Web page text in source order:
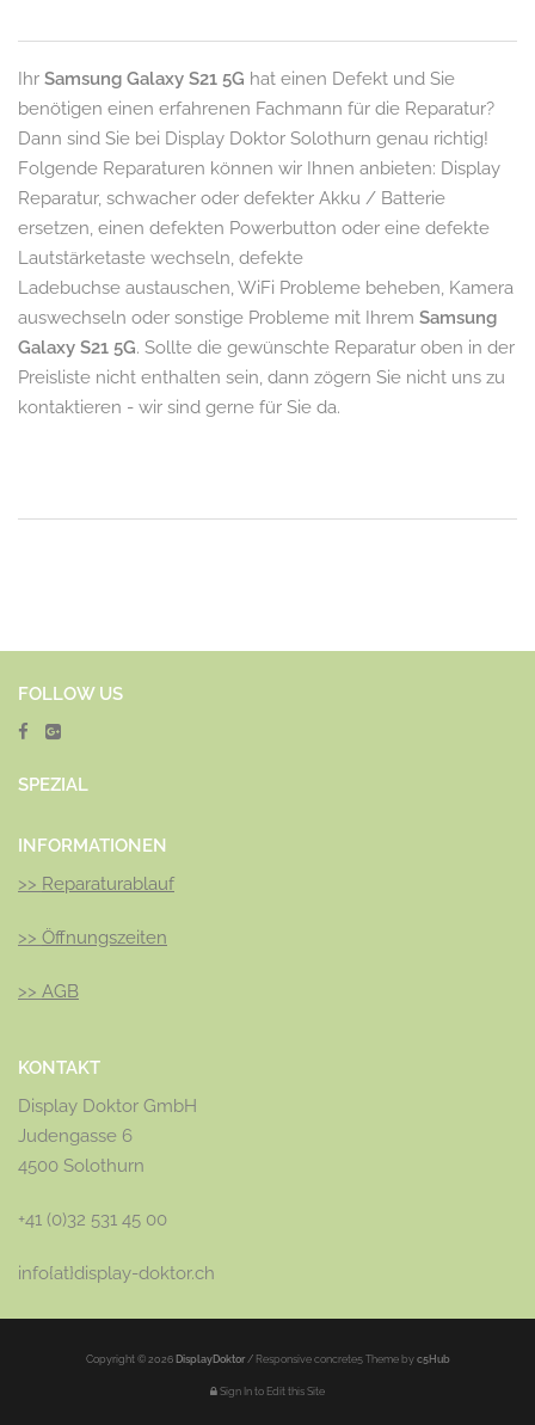
Ihr Samsung Galaxy S21 5G hat einen Defekt und Sie
benötigen einen erfahrenen Fachmann für die Reparatur?
Dann sind Sie bei Display Doktor Solothurn genau richtig!
Folgende Reparaturen können wir Ihnen anbieten: Display
Reparatur, schwacher oder defekter Akku / Batterie
ersetzen, einen defekten Powerbutton oder eine defekte
Lautstärketaste wechseln, defekte
Ladebuchse austauschen, WiFi Probleme beheben, Kamera
auswechseln oder sonstige Probleme mit Ihrem Samsung
Galaxy S21 5G. Sollte die gewünschte Reparatur oben in der
Preisliste nicht enthalten sein, dann zögern Sie nicht uns zu
kontaktieren - wir sind gerne für Sie da.
FOLLOW US
SPEZIAL
INFORMATIONEN
>> Reparaturablauf
>> Öffnungszeiten
>> AGB
KONTAKT
Display Doktor GmbH
Judengasse 6
4500 Solothurn
+41 (0)32 531 45 00
info{at}display-doktor.ch
Copyright © 2026 DisplayDoktor/ Responsive concrete5 Theme by c5Hub
Sign In to Edit this Site